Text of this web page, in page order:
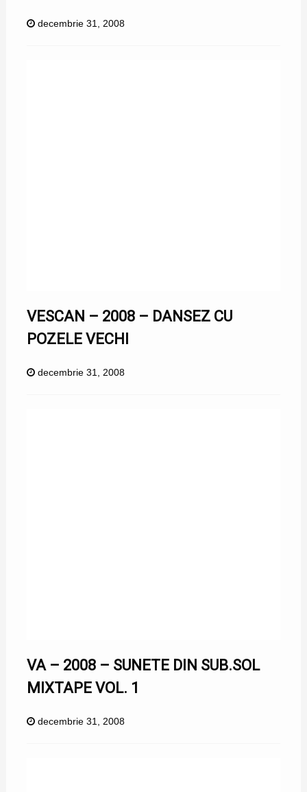
decembrie 31, 2008
VESCAN – 2008 – DANSEZ CU
POZELE VECHI
decembrie 31, 2008
VA – 2008 – SUNETE DIN SUB.SOL
MIXTAPE VOL. 1
decembrie 31, 2008